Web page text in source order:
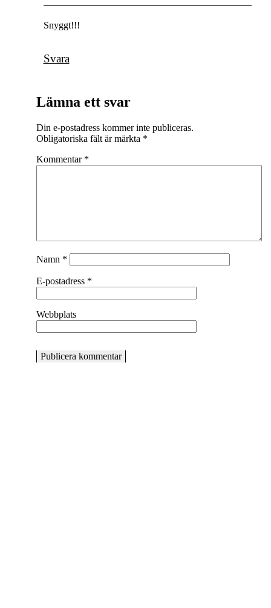
Snyggt!!!
Svara
Lämna ett svar
Din e-postadress kommer inte publiceras.
Obligatoriska fält är märkta *
Kommentar *
Namn *
E-postadress *
Webbplats